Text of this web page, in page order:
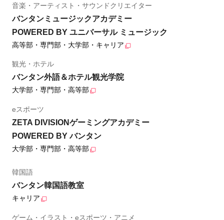
音楽・アーティスト・サウンドクリエイター
バンタンミュージックアカデミー
POWERED BY ユニバーサル ミュージック
高等部・専門部・大学部・キャリア
観光・ホテル
バンタン外語＆ホテル観光学院
大学部・専門部・高等部
eスポーツ
ZETA DIVISIONゲーミングアカデミー
POWERED BY バンタン
大学部・専門部・高等部
韓国語
バンタン韓国語教室
キャリア
ゲーム・イラスト・eスポーツ・アニメ